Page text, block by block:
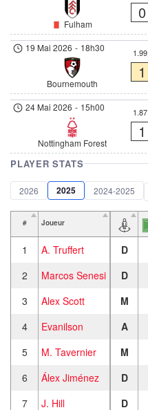
Fulham
0
19 Mai 2026 - 18h30
Bournemouth
1.99
1
24 Mai 2026 - 15h00
Nottingham Forest
1.87
1
PLAYER STATS
2026 2025 2024-2025
# Joueur
1 A. Truffert D
2
Marcos Senesi D
3
Alex Scott M
4
Evanilson A
5
M. Tavernier M
6
Álex Jiménez D
7
J. Hill D